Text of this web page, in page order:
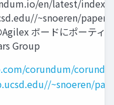
en/latest/
~snoeren/
ボードにポーティ
Group
corundum/
~snoeren/